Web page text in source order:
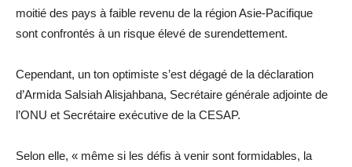
moitié des pays à faible revenu de la région Asie-Pacifique
sont confrontés à un risque élevé de surendettement.
Cependant, un ton optimiste s’est dégagé de la déclaration
d’Armida Salsiah Alisjahbana, Secrétaire générale adjointe de
l’ONU et Secrétaire exécutive de la CESAP.
Selon elle, « même si les défis à venir sont formidables, la